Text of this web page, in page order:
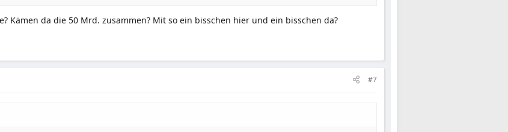
Kämen da die 50 Mrd. zusammen? Mit so ein bisschen hier und ein bisschen da?
#7